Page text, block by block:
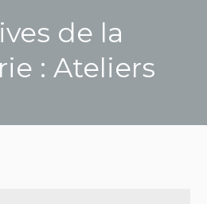
de la
: Ateliers